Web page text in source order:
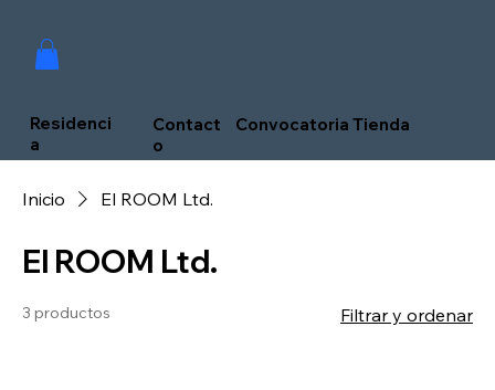
Residenci
a
Contact
o
Convocatoria Tienda
Inicio El ROOM Ltd.
El ROOM Ltd.
3 productos Filtrar y ordenar